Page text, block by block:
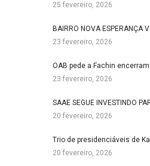
25 fevereiro, 2026
BAIRRO NOVA ESPERANÇA
23 fevereiro, 2026
OAB pede a Fachin
23 fevereiro, 2026
SAAE SEGUE INVESTINDO
20 fevereiro, 2026
Trio de presidenciáveis de
20 fevereiro, 2026